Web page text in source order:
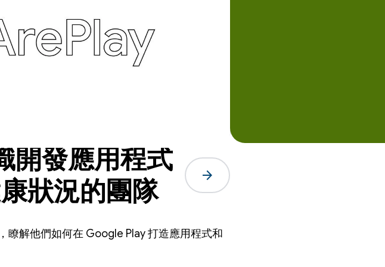
發應用程式
狀況的團隊
arrow_forward
瞭解他們如何在 Google Play 打造應用程式和